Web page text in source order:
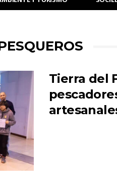
Tierra del